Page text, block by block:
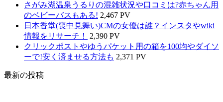
さがみ湖温泉うるりの混雑状況や口コミは?赤ちゃん用
のベビーバスもある! 2,467 PV
日本香堂(喪中見舞い)CMの女優は誰？インスタやwiki
情報をリサーチ！
2,390 PV
クリックポストやゆうパケット用の箱を100均やダイソ
ーで!安く済ませる方法も 2,371 PV
最新の投稿